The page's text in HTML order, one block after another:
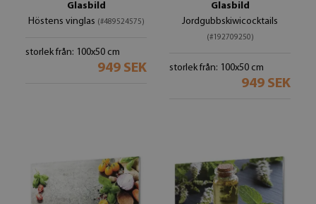
Glasbild
Höstens vinglas (#489524575)
storlek från: 100x50 cm
949 SEK
Glasbild
Jordgubbskiwicocktails
(#192709250)
storlek från: 100x50 cm
949 SEK